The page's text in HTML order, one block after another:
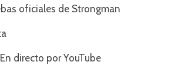
oficiales de Strongman
directo por YouTube